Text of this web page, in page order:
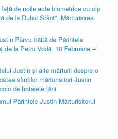
de noile acte biometrice cu cip
de la Duhul Sfânt”. Mărturisirea
Pârvu trăită de Părintele
de la Petru Vodă. 10 Februarie –
Justin şi alte mărturii despre o
sfinţilor mărturisitori Justin
de hotarele ţării
Părintele Justin Mărturisitorul